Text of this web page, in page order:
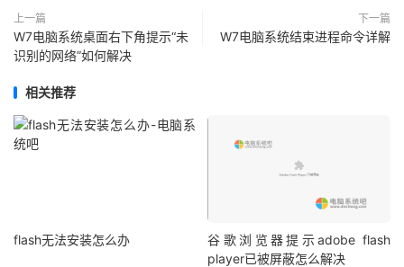
上一篇
W7电脑系统桌面右下角提示“未
识别的网络”如何解决
下一篇
W7电脑系统结束进程命令详解
相关推荐
flash无法安装怎么办
谷歌浏览器提示adobe flash
player已被屏蔽怎么解决